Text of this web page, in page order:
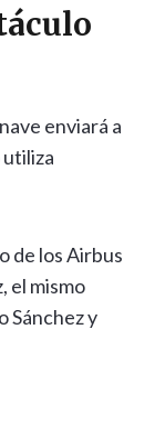
enviará a
utiliza
de los Airbus
el mismo
Sánchez y